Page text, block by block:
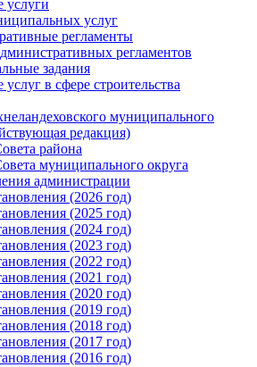
услуг
регламенты
регламентов
задания
в сфере строительства
муниципального
редакция)
района
муниципального округа
администрации
(2026 год)
(2025 год)
(2024 год)
(2023 год)
(2022 год)
(2021 год)
(2020 год)
(2019 год)
(2018 год)
(2017 год)
(2016 год)